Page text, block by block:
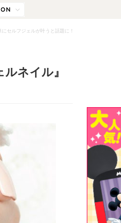
セルフジェルが叶うと話題に！
ネイル』